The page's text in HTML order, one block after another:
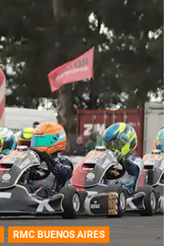
RMC BUENOS AIRES